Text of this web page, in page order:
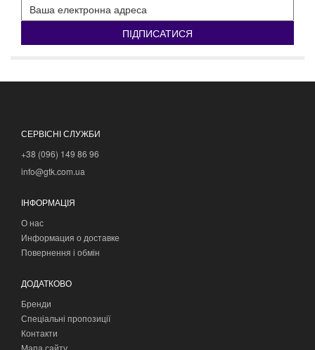
ПІДПИСАТИСЯ
СЕРВІСНІ СЛУЖБИ
+38 (096) 149 86 96
info@gtk.com.ua
ІНФОРМАЦІЯ
О нас
Информация о доставке
Повернення і обмін
ДОДАТКОВО
Бренди
Спеціальні пропозиції
Контакти